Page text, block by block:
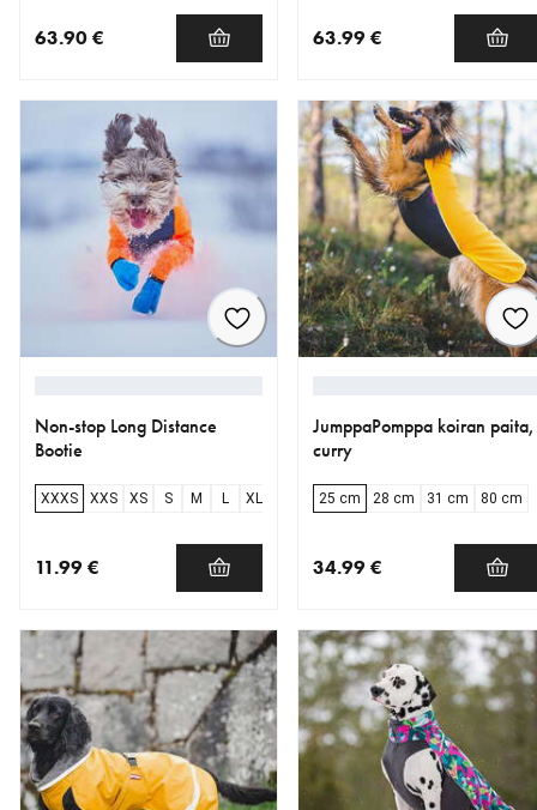
63.90 € 63.99 €
Non-stop Long Distance
Bootie
XXXS XXS XS S M L XL
11.99 €
JumppaPomppa koiran paita,
curry
25 cm 28 cm 31 cm 80 cm
34.99 €